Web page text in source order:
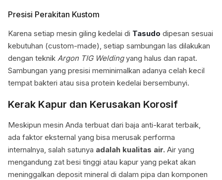
Presisi Perakitan Kustom
Karena setiap mesin giling kedelai di Tasudo dipesan sesuai
kebutuhan (custom-made), setiap sambungan las dilakukan
dengan teknik Argon TIG Weldingyang halus dan rapat.
Sambungan yang presisi meminimalkan adanya celah kecil
tempat bakteri atau sisa protein kedelai bersembunyi.
Kerak Kapur dan Kerusakan Korosif
Meskipun mesin Anda terbuat dari baja anti-karat terbaik,
ada faktor eksternal yang bisa merusak performa
internalnya, salah satunya adalah kualitas air. Air yang
mengandung zat besi tinggi atau kapur yang pekat akan
meninggalkan deposit mineral di dalam pipa dan komponen